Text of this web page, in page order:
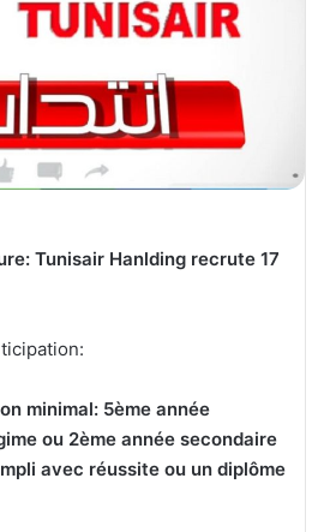
Tunisair Hanlding recrute 17
minimal: 5ème année
ou 2ème année secondaire
avec réussite ou un diplôme